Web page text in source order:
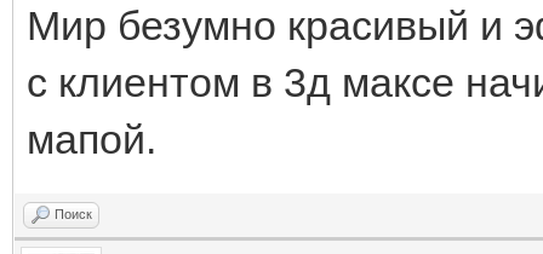
Мир безумно красивый и
с клиентом в 3д максе
мапой.
Поиск